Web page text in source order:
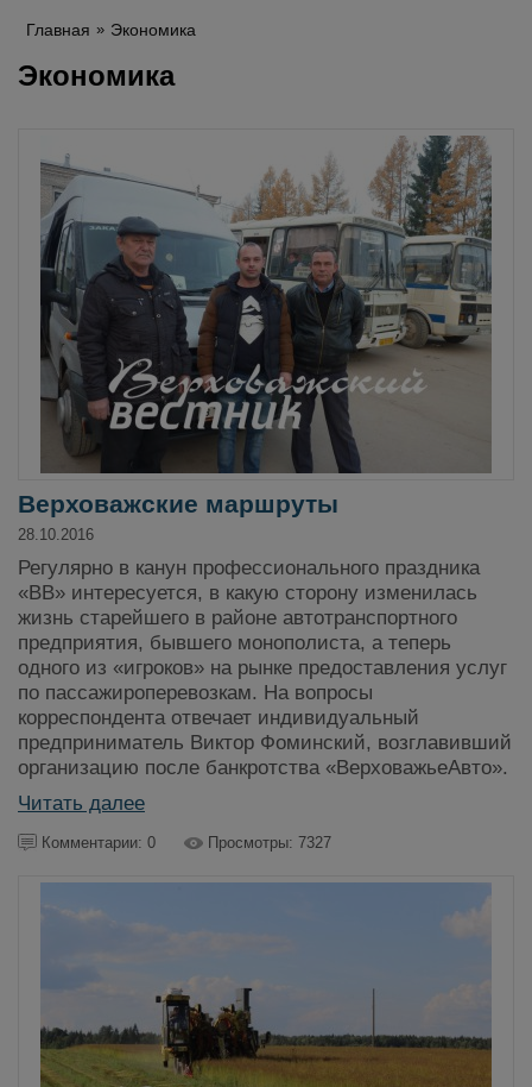
Главная Экономика
Экономика
Верховажские маршруты
28.10.2016
Регулярно в канун профессионального праздника
«ВВ» интересуется, в какую сторону изменилась
жизнь старейшего в районе автотранспортного
предприятия, бывшего монополиста, а теперь
одного из «игроков» на рынке предоставления услуг
по пассажироперевозкам. На вопросы
корреспондента отвечает индивидуальный
предприниматель Виктор Фоминский, возглавивший
организацию после банкротства «ВерховажьеАвто».
Читать далее
Комментарии: 0 Просмотры: 7327